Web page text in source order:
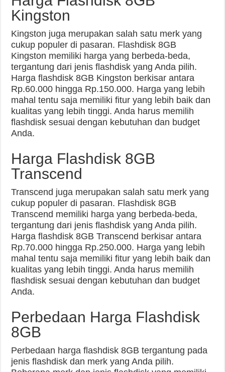
Kingston
Kingston juga merupakan salah satu merk yang
cukup populer di pasaran. Flashdisk 8GB
Kingston memiliki harga yang berbeda-beda,
tergantung dari jenis flashdisk yang Anda pilih.
Harga flashdisk 8GB Kingston berkisar antara
Rp.60.000 hingga Rp.150.000. Harga yang lebih
mahal tentu saja memiliki fitur yang lebih baik dan
kualitas yang lebih tinggi. Anda harus memilih
flashdisk sesuai dengan kebutuhan dan budget
Anda.
Harga Flashdisk 8GB
Transcend
Transcend juga merupakan salah satu merk yang
cukup populer di pasaran. Flashdisk 8GB
Transcend memiliki harga yang berbeda-beda,
tergantung dari jenis flashdisk yang Anda pilih.
Harga flashdisk 8GB Transcend berkisar antara
Rp.70.000 hingga Rp.250.000. Harga yang lebih
mahal tentu saja memiliki fitur yang lebih baik dan
kualitas yang lebih tinggi. Anda harus memilih
flashdisk sesuai dengan kebutuhan dan budget
Anda.
Perbedaan Harga Flashdisk
8GB
Perbedaan harga flashdisk 8GB tergantung pada
jenis flashdisk dan merk yang Anda pilih.